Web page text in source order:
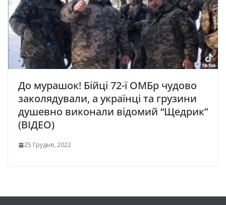
До мурашок! Бійці 72-ї ОМБр чудово
заколядували, а українці та грузини
душевно виконали відомий “Щедрик”
(ВІДЕО)
25 Грудня, 2022